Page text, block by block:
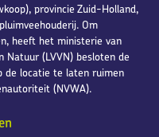
provincie Zuid-Holland,
Om
heeft het ministerie van
Natuur (LVVN) besloten de
de locatie te laten ruimen
(NVWA).